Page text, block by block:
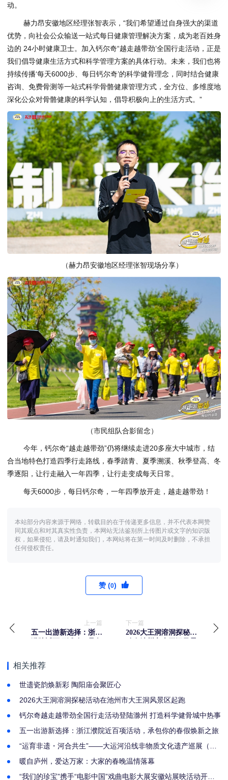
动。
赫力昂安徽地区经理张智表示，“我们希望通过自身强大的渠道
优势，向社会公众输送一站式每日健康管理解决方案，成为老百姓身
边的 24小时健康卫士。加入钙尔奇“越走越带劲’全国行走活动，正是
我们倡导健康生活方式和科学管理方案的具体行动。未来，我们也将
持续传播‘每天6000步、每日钙尔奇’的科学健骨理念，同时结合健康
咨询、免费骨测等一站式科学骨骼健康管理方式，全方位、多维度地
深化公众对骨骼健康的科学认知，倡导积极向上的生活方式。”
（赫力昂安徽地区经理张智现场分享）
（市民组队合影留念）
今年，钙尔奇“越走越带劲”仍将继续走进20多座大中城市，结
合当地特色打造四季行走路线，春季踏青、夏季溯溪、秋季登高、冬
季逐阳，让行走融入一年四季，让行走变成每天日常。
每天6000步，每日钙尔奇，一年四季放开走，越走越带劲！
本站部分内容来源于网络，转载目的在于传递更多信息，并不代表本网赞
同其观点和对其真实性负责，本网站无法鉴别所上传图片或文字的知识版
权，如果侵犯，请及时通知我们，本网站将在第一时间及时删除，不承担
任何侵权责任。
赞 (0)
上一篇
五一出游新选择：浙江
下一篇
2026大王洞溶洞探秘活
相关推荐
世遗瓷韵焕新彩 陶阳庙会聚匠心
2026大王洞溶洞探秘活动在池州市大王洞风景区起跑
钙尔奇越走越带劲全国行走活动登陆滁州 打造科学健骨城中热事
五一出游新选择：浙江濮院近百项活动，承包你的春假焕新之旅
“运育非遗・河合共生”——大运河沿线非物质文化遗产巡展（淮
暖自庐州，爱达万家：大家的春晚温情落幕
“我们的珍宝”携手“电影中国”戏曲电影大展安徽站展映活动开票